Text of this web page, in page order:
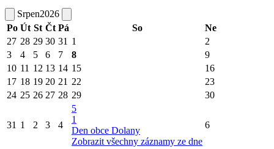
Srpen2026
Po Út St Čt Pá So
Ne
27 28 29 30 31 1
2
3
4 5 6 7 8
9
10 11 12 13 14 15
16
17 18 19 20 21 22
23
24 25 26 27 28 29 30
31 1 2 3 4
5
1
Den obce Dolany
Zobrazit všechny záznamy ze dne
6